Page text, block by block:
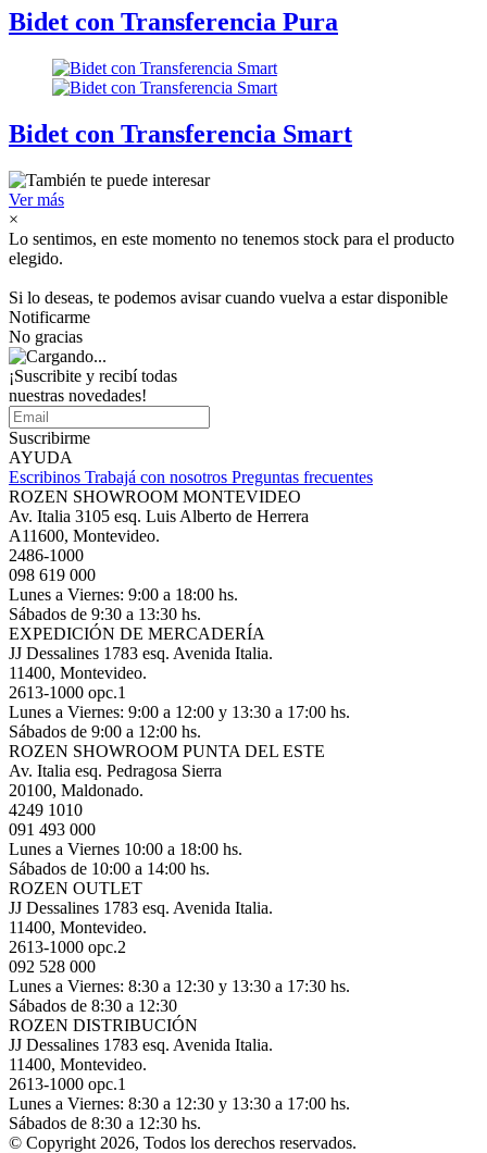
Bidet con Transferencia Pura
Bidet con Transferencia Smart
Ver más
×
Lo sentimos, en este momento no tenemos stock para el producto
elegido.
Si lo deseas, te podemos avisar cuando vuelva a estar disponible
Notificarme
No gracias
¡Suscribite y recibí todas
nuestras novedades!
Suscribirme
AYUDA
Escribinos Trabajá con nosotros Preguntas frecuentes
ROZEN SHOWROOM MONTEVIDEO
Av. Italia 3105 esq. Luis Alberto de Herrera
A11600, Montevideo.
2486-1000
098 619 000
Lunes a Viernes: 9:00 a 18:00 hs.
Sábados de 9:30 a 13:30 hs.
EXPEDICIÓN DE MERCADERÍA
JJ Dessalines 1783 esq. Avenida Italia.
11400, Montevideo.
2613-1000 opc.1
Lunes a Viernes: 9:00 a 12:00 y 13:30 a 17:00 hs.
Sábados de 9:00 a 12:00 hs.
ROZEN SHOWROOM PUNTA DEL ESTE
Av. Italia esq. Pedragosa Sierra
20100, Maldonado.
4249 1010
091 493 000
Lunes a Viernes 10:00 a 18:00 hs.
Sábados de 10:00 a 14:00 hs.
ROZEN OUTLET
JJ Dessalines 1783 esq. Avenida Italia.
11400, Montevideo.
2613-1000 opc.2
092 528 000
Lunes a Viernes: 8:30 a 12:30 y 13:30 a 17:30 hs.
Sábados de 8:30 a 12:30
ROZEN DISTRIBUCIÓN
JJ Dessalines 1783 esq. Avenida Italia.
11400, Montevideo.
2613-1000 opc.1
Lunes a Viernes: 8:30 a 12:30 y 13:30 a 17:00 hs.
Sábados de 8:30 a 12:30 hs.
© Copyright 2026, Todos los derechos reservados.